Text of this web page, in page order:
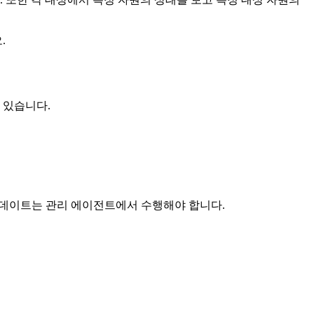
.
습니다.
이트는 관리 에이전트에서 수행해야 합니다.